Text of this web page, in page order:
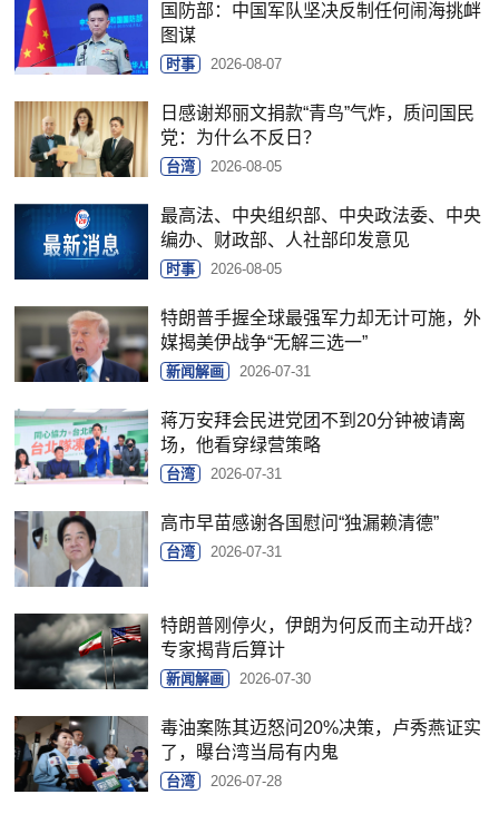
国防部：中国军队坚决反制任何闹海挑衅
图谋
时事 2026-08-07
日感谢郑丽文捐款“青鸟”气炸，质问国民
党：为什么不反日？
台湾 2026-08-05
最高法、中央组织部、中央政法委、中央
编办、财政部、人社部印发意见
时事 2026-08-05
特朗普手握全球最强军力却无计可施，外
媒揭美伊战争“无解三选一”
新闻解画 2026-07-31
蒋万安拜会民进党团不到20分钟被请离
场，他看穿绿营策略
台湾 2026-07-31
高市早苗感谢各国慰问“独漏赖清德”
台湾 2026-07-31
特朗普刚停火，伊朗为何反而主动开战？
专家揭背后算计
新闻解画 2026-07-30
毒油案陈其迈怒问20%决策，卢秀燕证实
了，曝台湾当局有内鬼
台湾 2026-07-28